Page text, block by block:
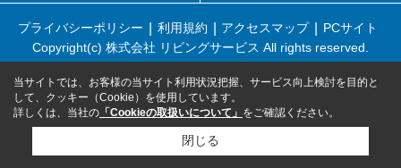
プライバシーポリシー 利用規約 アクセスマップ
PCサイト
Copyright(c) 株式会社 リビングサービス All rights reserved.
当サイトでは、お客様の当サイト利用状況把握、サービス向上検討を目的と
して、クッキー（Cookie）を使用しています。
詳しくは、当社の 「Cookieの取扱いについて」 をご確認ください。
閉じる